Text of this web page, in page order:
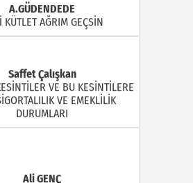
A.GÜDENDEDE
KÜTLET AĞRIM GEÇSİN
Saffet Çalışkan
VE BU KESİNTİLERE
VE EMEKLİLİK
DURUMLARI
Ali GENÇ